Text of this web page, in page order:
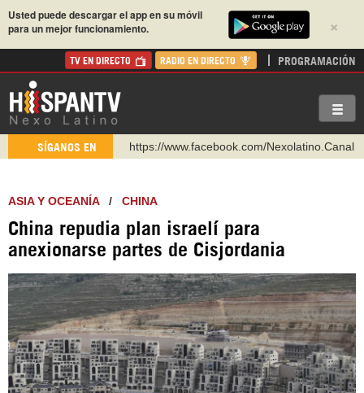
×
Usted puede descargar el app en su móvil
para un mejor funcionamiento.
TV EN DIRECTO RADIO EN DIRECTO PROGRAMACIÓN
SÍGANOS EN
https://www.facebook.com/Nexolatino.Canal
http://twitter.com/nexo_latino
https://t.me/hispantvcanal
https://urmedium.com/c/hispantv
Instagram como: hispan_tv
ASIA Y OCEANÍA/ CHINA
China repudia plan israelí para
anexionarse partes de Cisjordania